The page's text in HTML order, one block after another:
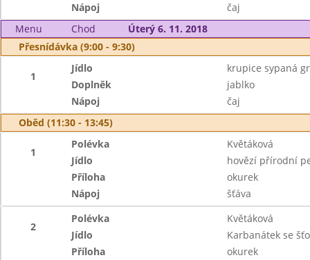
Nápoj
čaj
Menu
Chod
Úterý 6. 11. 2018
Přesnídávka (9:00 - 9:30)
1
Jídlo
krupice sypaná
Doplněk
jablko
Nápoj
čaj
Oběd (11:30 - 13:45)
1
Polévka
Květáková
Jídlo
hovězí přírodní
Příloha
okurek
Nápoj
šťáva
2
Polévka
Květáková
Jídlo
Karbanátek se
Příloha
okurek